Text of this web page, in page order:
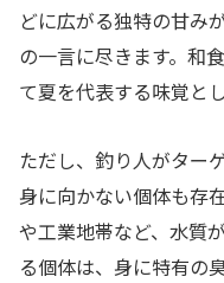
どに広がる独特の甘み
の一言に尽きます。和
て夏を代表する味覚と
ただし、釣り人がター
身に向かない個体も存
や工業地帯など、水質
る個体は、身に特有の